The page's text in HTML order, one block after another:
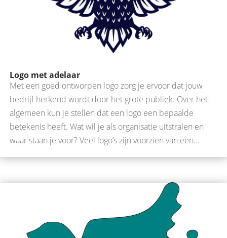
Logo met adelaar
Met een goed ontworpen logo zorg je ervoor dat jouw
bedrijf herkend wordt door het grote publiek. Over het
algemeen kun je stellen dat een logo een bepaalde
betekenis heeft. Wat wil je als organisatie uitstralen en
waar staan je voor? Veel logo’s zijn voorzien van een...